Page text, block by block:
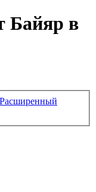
Байяр в
Расширенный